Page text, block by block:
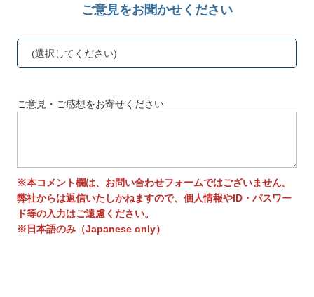
ご意見をお聞かせください
(選択してください)
ご意見・ご感想をお寄せください
※本コメント欄は、お問い合わせフォームではございません。
弊社からは返信いたしかねますので、個人情報やID・パスワー
ド等の入力はご遠慮ください。
※日本語のみ（Japanese only）